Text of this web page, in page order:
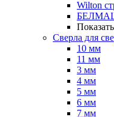
Wilton
Сверла для
10 мм
11 мм
3 мм
4 мм
5 мм
6 мм
7 мм